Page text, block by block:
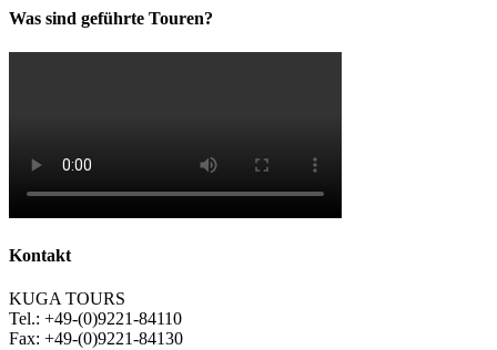
Was sind geführte Touren?
Kontakt
KUGA TOURS
Tel.: +49-(0)9221-84110
Fax: +49-(0)9221-84130